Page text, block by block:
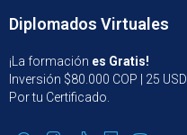
Diplomados Virtuales
¡La formación es Gratis!
Inversión $80.000 COP | 25 USD
Por tu Certificado.